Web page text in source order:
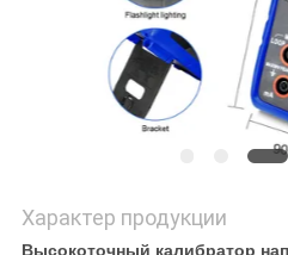
Характер продукции
Высокоточный калибратор